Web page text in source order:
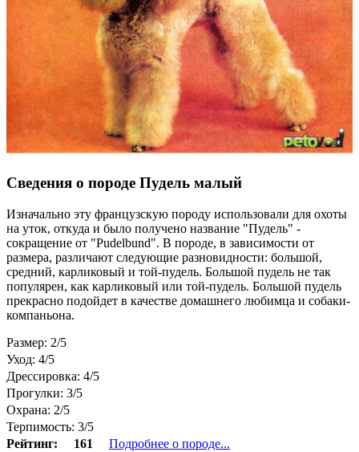
Сведения о породе Пудель малый
Изначально эту французскую породу использовали для охоты
на уток, откуда и было получено название "Пудель" -
сокращение от "Pudelbund". В породе, в зависимости от
размера, различают следующие разновидности: большой,
средний, карликовый и той-пудель. Большой пудель не так
популярен, как карликовый или той-пудель. Большой пудель
прекрасно подойдет в качестве домашнего любимца и собаки-
компаньона.
Размер: 2/5
Уход: 4/5
Дрессировка: 4/5
Прогулки: 3/5
Охрана: 2/5
Терпимость: 3/5
Рейтинг:
161 Подробнее о породе...